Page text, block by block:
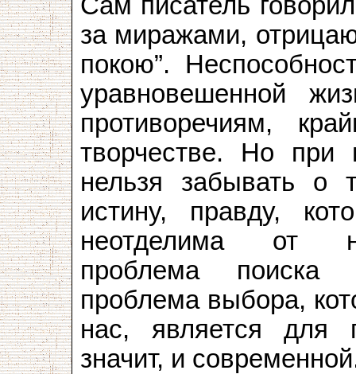
за миражами,
покою”.
уравновешенной
противоречиям,
творчестве. Но при
нельзя забывать о
истину, правду,
неотделима от
проблема поиска
проблема выбора,
нас, является для
значит, и